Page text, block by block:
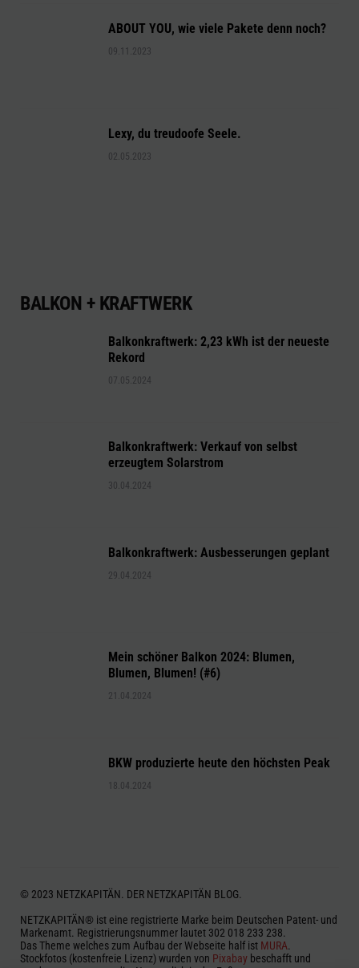
ABOUT YOU, wie viele Pakete denn noch?
09.11.2023
Lexy, du treudoofe Seele.
02.05.2023
BALKON + KRAFTWERK
Balkonkraftwerk: 2,23 kWh ist der neueste
Rekord
07.05.2024
Balkonkraftwerk: Verkauf von selbst
erzeugtem Solarstrom
30.04.2024
Balkonkraftwerk: Ausbesserungen geplant
29.04.2024
Mein schöner Balkon 2024: Blumen,
Blumen, Blumen! (#6)
21.04.2024
BKW produzierte heute den höchsten Peak
18.04.2024
© 2023 NETZKAPITÄN. DER NETZKAPITÄN BLOG.
NETZKAPITÄN® ist eine registrierte Marke beim Deutschen Patent- und
Markenamt. Registrierungsnummer lautet 302 018 233 238.
Das Theme welches zum Aufbau der Webseite half ist MURA.
Stockfotos (kostenfreie Lizenz) wurden von Pixabay beschafft und